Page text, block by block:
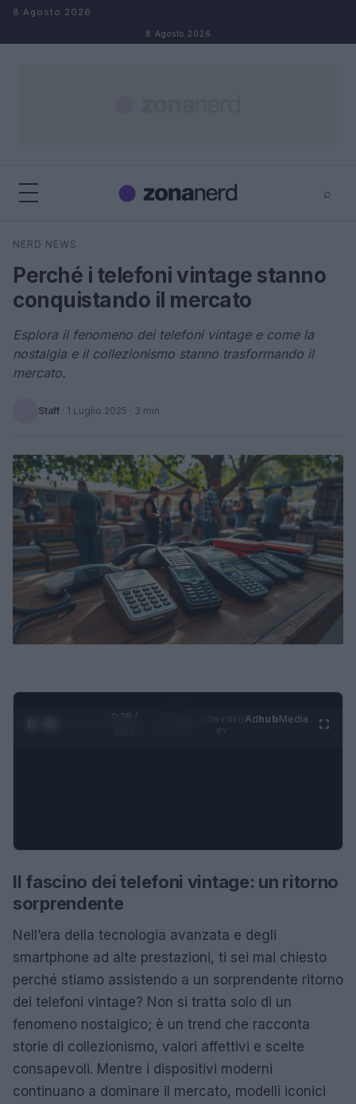
Salta al contenuto
8 Agosto 2026
8 Agosto 2026
⌕
Cerca
NERD NEWS
Perché i telefoni vintage stanno
conquistando il mercato
Esplora il fenomeno dei telefoni vintage e come la
nostalgia e il collezionismo stanno trasformando il
mercato.
Staff · 1 Luglio 2025 · 3 min
0:29 /
AdhubMedia
Il fascino dei telefoni vintage: un ritorno
sorprendente
Nell’era della tecnologia avanzata e degli
smartphone ad alte prestazioni, ti sei mai chiesto
perché stiamo assistendo a un sorprendente ritorno
dei telefoni vintage? Non si tratta solo di un
fenomeno nostalgico; è un trend che racconta
storie di collezionismo, valori affettivi e scelte
consapevoli. Mentre i dispositivi moderni
continuano a dominare il mercato, modelli iconici